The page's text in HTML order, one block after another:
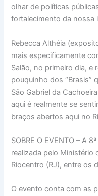
olhar de políticas
fortalecimento da nossa
Rebecca Althéia
mais especificamente
Salão, no primeiro dia, e
pouquinho dos “Brasis”
São Gabriel da
aqui é realmente se
braços abertos aqui no
SOBRE O EVENTO – A
realizada pelo Ministério
Riocentro (RJ), entre os
O evento conta com as